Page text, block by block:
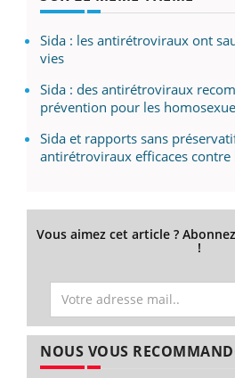
Sida : les antirétroviraux ont
vies
Sida : des antirétroviraux
prévention pour les
Sida et rapports sans
antirétroviraux efficaces
Vous aimez cet article ?
!
NOUS VOUS